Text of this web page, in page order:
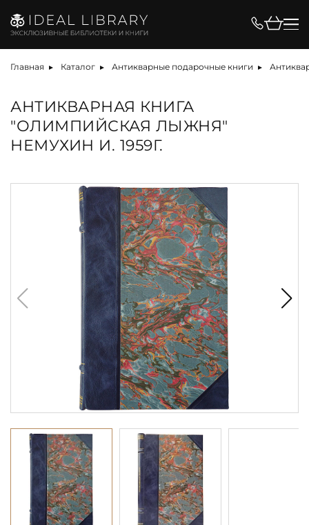
Главная Каталог Антикварные подарочные книги
АНТИКВАРНАЯ КНИГА
"ОЛИМПИЙСКАЯ ЛЫЖНЯ"
НЕМУХИН И. 1959Г.